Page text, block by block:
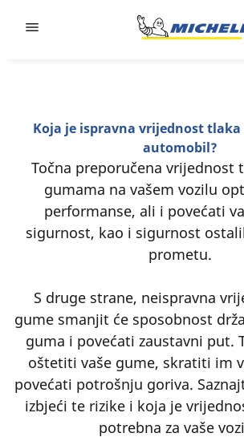
Koja je ispravna vrijednost tlaka
automobil?
Točna preporučena vrijednost
gumama na vašem vozilu
performanse, ali i povećati
sigurnost, kao i sigurnost
prometu.
S druge strane, neispravna
gume smanjit će sposobnost
guma i povećati zaustavni put.
oštetiti vaše gume, skratiti im
povećati potrošnju goriva.
izbjeći te rizike i koja je
potrebna za vaše